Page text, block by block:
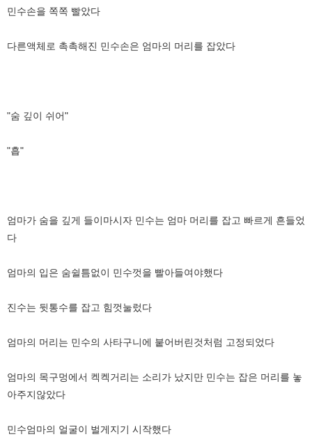
민수손을 쪽쪽 빨았다
다른액체로 촉촉해진 민수손은 엄마의 머리를 잡았다
"숨 깊이 쉬어"
"흡"
엄마가 숨을 깊게 들이마시자 민수는 엄마 머리를 잡고 빠르게 흔들었
다
엄마의 입은 숨쉴틈없이 민수껏을 빨아들여야했다
진수는 뒷통수를 잡고 힘껏눌렀다
엄마의 머리는 민수의 사타구니에 붙어버린것처럼 고정되었다
엄마의 목구멍에서 켁켁거리는 소리가 났지만 민수는 잡은 머리를 놓
아주지않았다
민수엄마의 얼굴이 벌게지기 시작했다